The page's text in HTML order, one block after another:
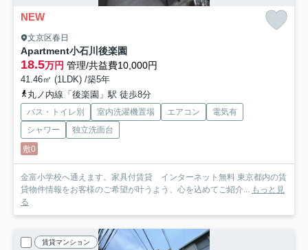
NEW
文京区春日
Apartment小石川後楽園
18.5万円 管理/共益費10,000円
41.46㎡ (1LDK) /築5年
丸ノ内線「後楽園」駅 徒歩8分
バス・トイレ別 室内洗濯機置場 エアコン
電気有
シャワー
独立洗面台
敷0
金富小学校へ通えます。家具付賃貸 インターネット無料 東京都内の賃
貸物件情報をお客様のご希望が叶うよう、心を込めてご紹介... もっと見
る
賃貸マンション